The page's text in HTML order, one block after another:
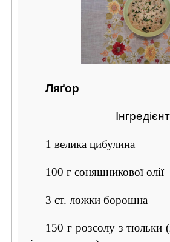
Ляґор
1 велика цибулина
100 г соняшникової олії
3 ст. ложки борошна
150 г розсолу з